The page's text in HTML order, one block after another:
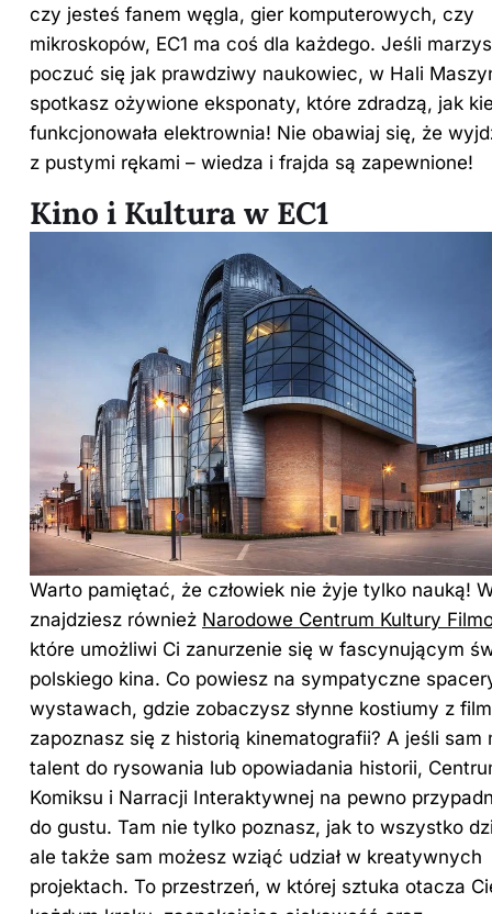
czy jesteś fanem węgla, gier komputerowych, czy
mikroskopów, EC1 ma coś dla każdego. Jeśli
poczuć się jak prawdziwy naukowiec, w Hali
spotkasz ożywione eksponaty, które zdradzą, jak
funkcjonowała elektrownia! Nie obawiaj się, że
z pustymi rękami – wiedza i frajda są zapewnione!
Kino i Kultura w EC1
Warto pamiętać, że człowiek nie żyje tylko nauką!
znajdziesz również Narodowe Centrum Kultury
które umożliwi Ci zanurzenie się w fascynującym
polskiego kina. Co powiesz na sympatyczne
wystawach, gdzie zobaczysz słynne kostiumy z
zapoznasz się z historią kinematografii? A jeśli sam
talent do rysowania lub opowiadania historii,
Komiksu i Narracji Interaktywnej na pewno
do gustu. Tam nie tylko poznasz, jak to wszystko
ale także sam możesz wziąć udział w kreatywnych
projektach. To przestrzeń, w której sztuka otacza